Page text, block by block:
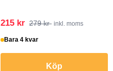
215 kr 279 kr inkl. moms
Bara 4 kvar
Köp